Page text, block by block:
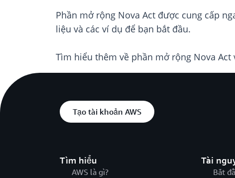
Phần mở rộng Nova Act được cung cấp
liệu và các ví dụ để bạn bắt đầu.
Tìm hiểu thêm về phần mở rộng Nova
Tạo tài khoản AWS
Tìm hiểu
AWS là gì?
Tài
Bắt